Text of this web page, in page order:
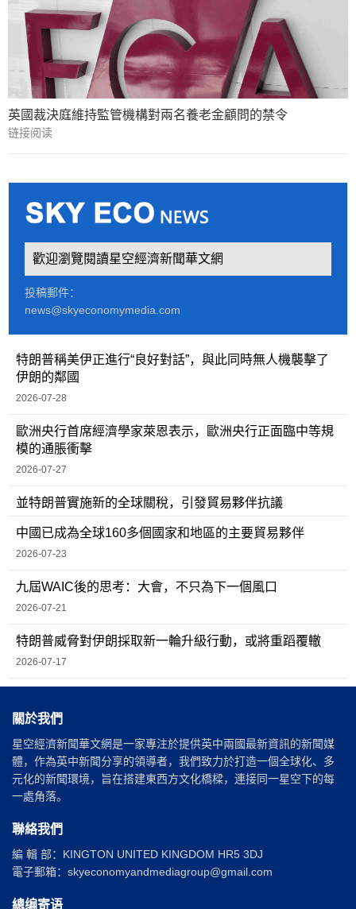
英國裁決庭維持監管機構對兩名養老金顧問的禁令
链接阅读
歡迎瀏覽閱讀星空經濟新聞華文網
投稿郵件：
news@skyeconomymedia.com
特朗普稱美伊正進行“良好對話”，與此同時無人機襲擊了
伊朗的鄰國
2026-07-28
歐洲央行首席經濟學家萊恩表示，歐洲央行正面臨中等規
模的通脹衝擊
2026-07-27
並特朗普實施新的全球關稅，引發貿易夥伴抗議
中國已成為全球160多個國家和地區的主要貿易夥伴
2026-07-23
九屆WAIC後的思考：大會，不只為下一個風口
2026-07-21
特朗普威脅對伊朗採取新一輪升級行動，或將重蹈覆轍
2026-07-17
關於我們
星空經濟新聞華文網是一家專注於提供英中兩國最新資訊的新聞媒
體，作為英中新聞分享的領導者，我們致力於打造一個全球化、多
元化的新聞環境，旨在搭建東西方文化橋樑，連接同一星空下的每
一處角落。
聯絡我們
編 輯 部：KINGTON UNITED KINGDOM HR5 3DJ
電子郵箱：skyeconomyandmediagroup@gmail.com
總编寄语